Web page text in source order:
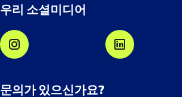
우리 소셜미디어
문의가 있으신가요?